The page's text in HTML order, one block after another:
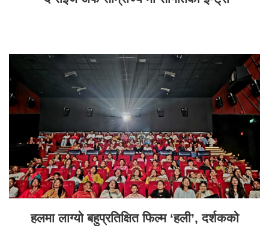
हलमा लाग्यो बहुप्रतिक्षित फिल्म ‘हली’, दर्शकको